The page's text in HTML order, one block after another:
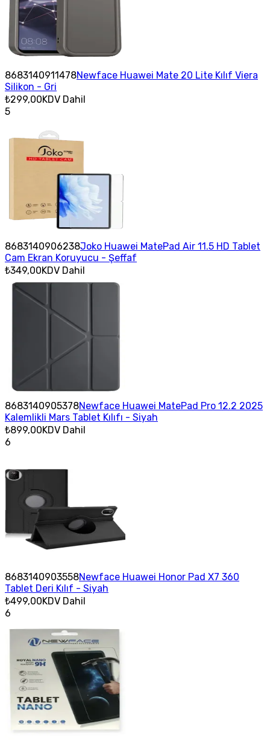
8683140911478Newface Huawei Mate 20 Lite Kılıf Viera
Silikon - Gri
₺299,00KDV Dahil
5
8683140906238Joko Huawei MatePad Air 11.5 HD Tablet
Cam Ekran Koruyucu - Şeffaf
₺349,00KDV Dahil
8683140905378Newface Huawei MatePad Pro 12.2 2025
Kalemlikli Mars Tablet Kılıfı - Siyah
₺899,00KDV Dahil
6
8683140903558Newface Huawei Honor Pad X7 360
Tablet Deri Kılıf - Siyah
₺499,00KDV Dahil
6